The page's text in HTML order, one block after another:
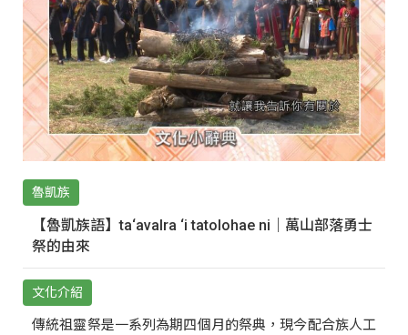
魯凱族
【魯凱族語】ta‘avalra ‘i tatolohae ni｜萬山部落勇士
祭的由來
文化介紹
傳統祖靈祭是一系列為期四個月的祭典，現今配合族人工